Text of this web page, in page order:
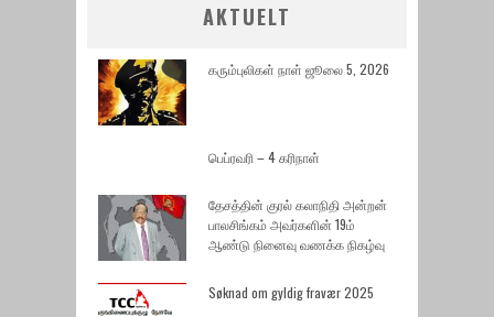
AKTUELT
கரும்புலிகள் நாள் ஜூலை 5, 2026
பெப்ரவரி – 4 கரிநாள்
தேசத்தின் குரல் கலாநிதி அன்றன்
பாலசிங்கம் அவர்களின் 19ம்
ஆண்டு நினைவு வணக்க நிகழ்வு
Søknad om gyldig fravær 2025